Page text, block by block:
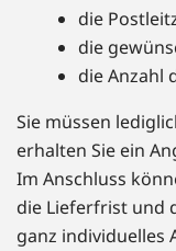
die
die
die Anzahl
Sie müssen
erhalten Sie ein
Im Anschluss
die Lieferfrist und
ganz individuelles